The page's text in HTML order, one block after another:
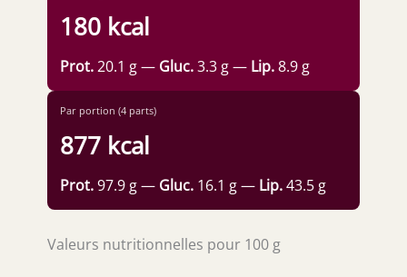
180 kcal
Prot.20.1 g — Gluc.3.3 g — Lip.8.9 g
Par portion (4 parts)
877 kcal
Prot.97.9 g — Gluc. 16.1 g — Lip.43.5 g
Valeurs nutritionnelles pour 100 g